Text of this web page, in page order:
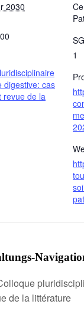
2030
digestive: cas
revue de la
1
de la littérature